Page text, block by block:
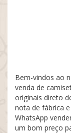
Bem-vindos ao
venda de
originais direto
nota de fábrica
WhatsApp
um bom preço